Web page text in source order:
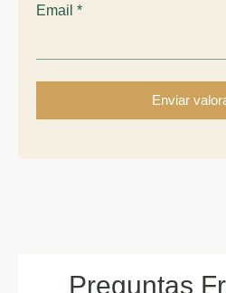
Email *
Preguntas